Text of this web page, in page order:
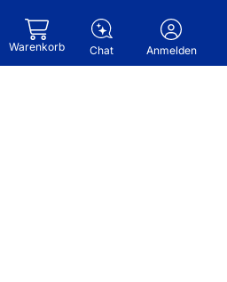
Warenkorb Chat Anmelden